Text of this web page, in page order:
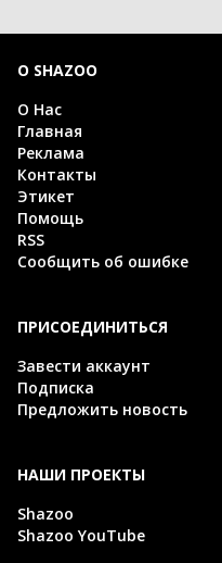
О SHAZOO
О Нас
Главная
Реклама
Контакты
Этикет
Помощь
RSS
Сообщить об ошибке
ПРИСОЕДИНИТЬСЯ
Завести аккаунт
Подписка
Предложить новость
НАШИ ПРОЕКТЫ
Shazoo
Shazoo YouTube